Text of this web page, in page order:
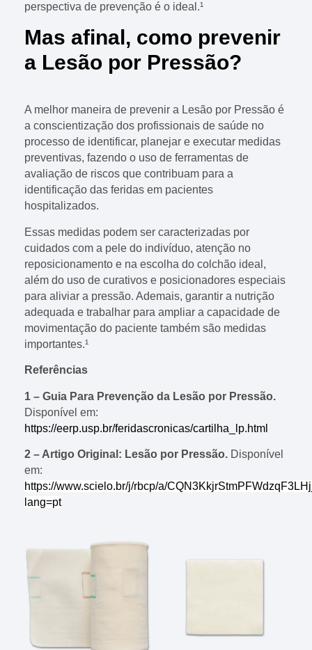
perspectiva de prevenção é o ideal.¹
Mas afinal, como prevenir
a Lesão por Pressão?
A melhor maneira de prevenir a Lesão por Pressão é
a conscientização dos profissionais de saúde no
processo de identificar, planejar e executar medidas
preventivas, fazendo o uso de ferramentas de
avaliação de riscos que contribuam para a
identificação das feridas em pacientes
hospitalizados.
Essas medidas podem ser caracterizadas por
cuidados com a pele do indivíduo, atenção no
reposicionamento e na escolha do colchão ideal,
além do uso de curativos e posicionadores especiais
para aliviar a pressão. Ademais, garantir a nutrição
adequada e trabalhar para ampliar a capacidade de
movimentação do paciente também são medidas
importantes.¹
Referências
1 – Guia Para Prevenção da Lesão por Pressão.
Disponível em:
https://eerp.usp.br/feridascronicas/cartilha_lp.html
2 – Artigo Original: Lesão por Pressão. Disponível
em:
https://www.scielo.br/j/rbcp/a/
lang=pt